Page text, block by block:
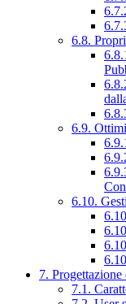
6.8.
6.9.
6.10.
7. Progettazione
7.1.